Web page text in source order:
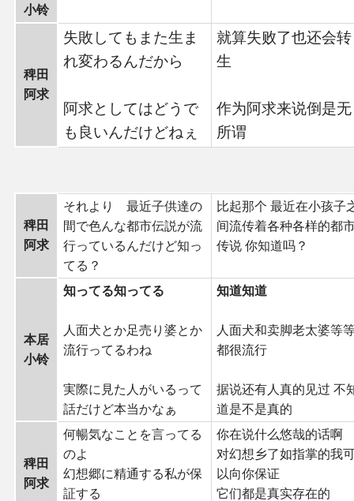
小铃
稗田
阿求
失敗してもまた生ま
れ変わるんだから
阿求としてはどうで
も良いんだけどねぇ
就算失败了也还会转
生
作为阿求来说倒是无
所谓
稗田
阿求
それより 最近子供達の
間で色んな都市伝説が流
行っているんだけど知っ
てる？
比起那个 最近在小孩子
间流传着各种各样的都
传说 你知道吗？
本居
小铃
知ってる知ってる
人面犬とか足売り婆とか
流行ってるわね
実際に見た人がいるって
話だけど本当かなぁ
知道知道
人面犬和卖脚老太婆等
都很流行
据说还有人真的见过 不
道是不是真的
稗田
阿求
何暢気なことを言ってる
のよ
幻想郷に精通する私が保
証する
你在说什么悠哉的话啊
对幻想乡了如指掌的我
以向你保证
它们都是真实存在的